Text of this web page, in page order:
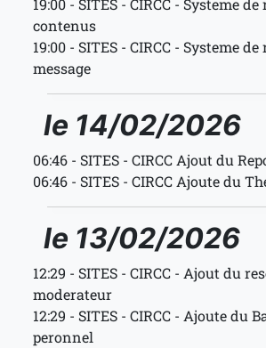
19:00 - SITES - CIRCC - Systeme
contenus
19:00 - SITES - CIRCC - Systeme
message
le 14/02/2026
06:46 - SITES - CIRCC Ajout du
06:46 - SITES - CIRCC Ajoute du
le 13/02/2026
12:29 - SITES - CIRCC - Ajout du
moderateur
12:29 - SITES - CIRCC - Ajoute du
peronnel